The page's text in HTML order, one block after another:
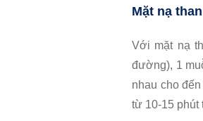
Mặt nạ
Với mặt nạ
đường), 1
nhau cho
từ 10-15 phút